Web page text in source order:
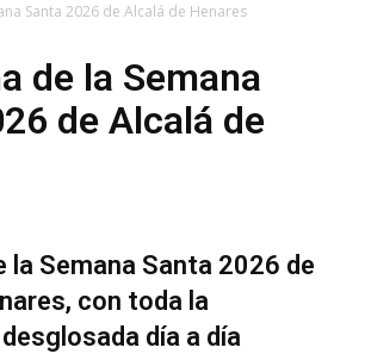
Santa 2026 de Alcalá de Henares
de la Semana
de Alcalá de
la Semana Santa 2026 de
con toda la
día a día